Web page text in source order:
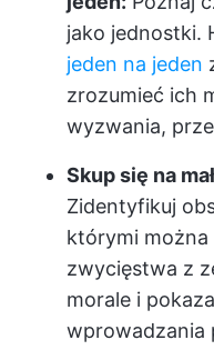
jako jednostki.
jeden na jeden
zrozumieć ich
wyzwania,
Skup się na
Zidentyfikuj
którymi można
zwycięstwa z
morale i
wprowadzania